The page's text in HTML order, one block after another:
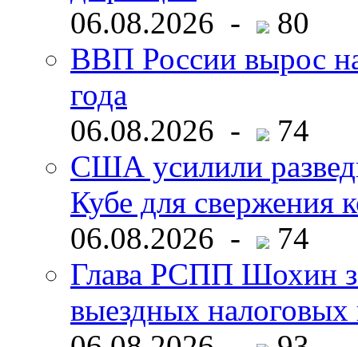
06.08.2026 -
80
ВВП России вырос
года
06.08.2026 -
74
США усилили
Кубе для свержения
06.08.2026 -
74
Глава РСПП Шохин
выездных налоговых